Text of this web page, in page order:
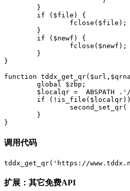
}
function
}
调用代码
tddx_get_qr('https://
扩展：其它免费API